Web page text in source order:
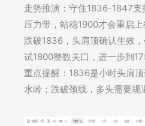
走势推演：守住1836-1847支
压力带，站稳1900才会重启上
跌破1836，头肩顶确认生效
试1800整数关口，进一步到
重点提醒：1836是小时头肩
水岭；跌破颈线，多头需要规